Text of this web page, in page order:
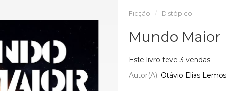
Ficção Distópico
Mundo Maior
Este livro teve 3 vendas
Autor(a): Otávio Elias Lemos